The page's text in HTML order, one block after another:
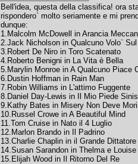
Bell'idea, questa della classifica! ora
rispondero` molto seriamente e mi
dunque:
1.Malcolm McDowell in Arancia
2.Jack Nicholson in Qualcuno Volo`
3.Robert De Niro in Toro Scatenato
4.Roberto Benigni in La Vita è Bella
5.Marylin Monroe in A Qualcuno Piace
6.Dustin Hoffman in Rain Man
7.Robin Williams in L'attimo Fuggente
8.Daniel Day-Lewis in Il Mio Piede
9.Kathy Bates in Misery Non Deve
10.Russel Crowe in A Beautiful Mind
11.Tom Cruise in Nato il 4 Luglio
12.Marlon Brando in Il Padrino
13.Charlie Chaplin in il Grande Dittatore
14.Susan Sarandon in Thelma e Louise
15.Elijah Wood in Il Ritorno Del Re